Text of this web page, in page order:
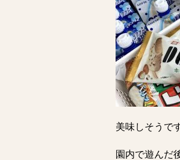
美味しそうで
園内で遊んだ